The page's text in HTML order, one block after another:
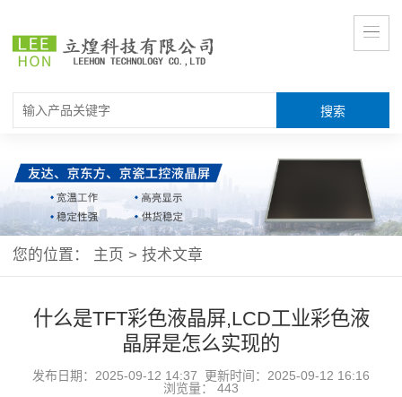
您的位置： 主页 > 技术文章
什么是TFT彩色液晶屏,LCD工业彩色液
晶屏是怎么实现的
发布日期：2025-09-12 14:37 更新时间：2025-09-12 16:16
浏览量： 443